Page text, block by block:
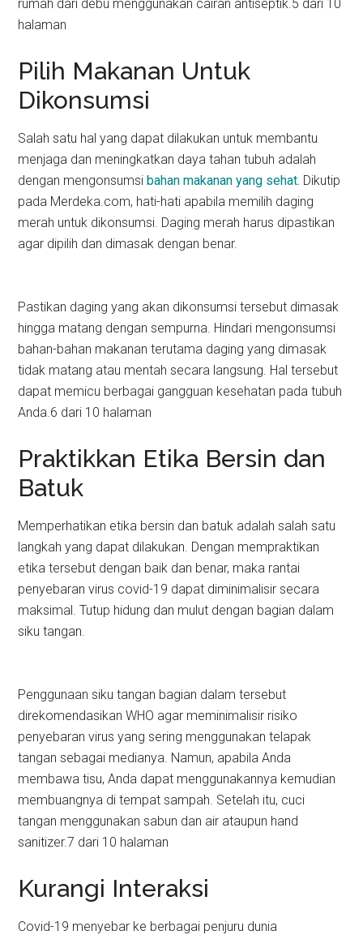
rumah dari debu menggunakan cairan antiseptik.5 dari 10
halaman
Pilih Makanan Untuk
Dikonsumsi
Salah satu hal yang dapat dilakukan untuk membantu
menjaga dan meningkatkan daya tahan tubuh adalah
dengan mengonsumsibahan makanan yang sehat. Dikutip
pada Merdeka.com, hati-hati apabila memilih daging
merah untuk dikonsumsi. Daging merah harus dipastikan
agar dipilih dan dimasak dengan benar.
Pastikan daging yang akan dikonsumsi tersebut dimasak
hingga matang dengan sempurna. Hindari mengonsumsi
bahan-bahan makanan terutama daging yang dimasak
tidak matang atau mentah secara langsung. Hal tersebut
dapat memicu berbagai gangguan kesehatan pada tubuh
Anda.6 dari 10 halaman
Praktikkan Etika Bersin dan
Batuk
Memperhatikan etika bersin dan batuk adalah salah satu
langkah yang dapat dilakukan. Dengan mempraktikan
etika tersebut dengan baik dan benar, maka rantai
penyebaran virus covid-19 dapat diminimalisir secara
maksimal. Tutup hidung dan mulut dengan bagian dalam
siku tangan.
Penggunaan siku tangan bagian dalam tersebut
direkomendasikan WHO agar meminimalisir risiko
penyebaran virus yang sering menggunakan telapak
tangan sebagai medianya. Namun, apabila Anda
membawa tisu, Anda dapat menggunakannya kemudian
membuangnya di tempat sampah. Setelah itu, cuci
tangan menggunakan sabun dan air ataupun hand
sanitizer.7 dari 10 halaman
Kurangi Interaksi
Covid-19 menyebar ke berbagai penjuru dunia